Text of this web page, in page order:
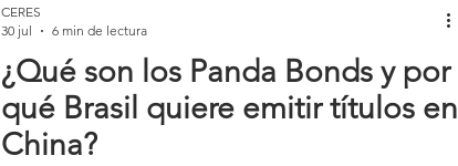
¿Qué son los Panda Bonds y por
qué Brasil quiere emitir títulos en
China?
CERES
30 jul
6 min de lectura